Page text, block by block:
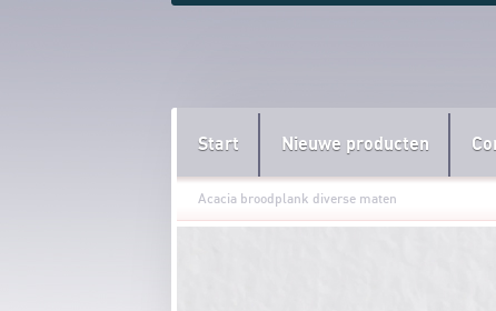
Start Nieuwe producten
Acacia broodplank diverse maten